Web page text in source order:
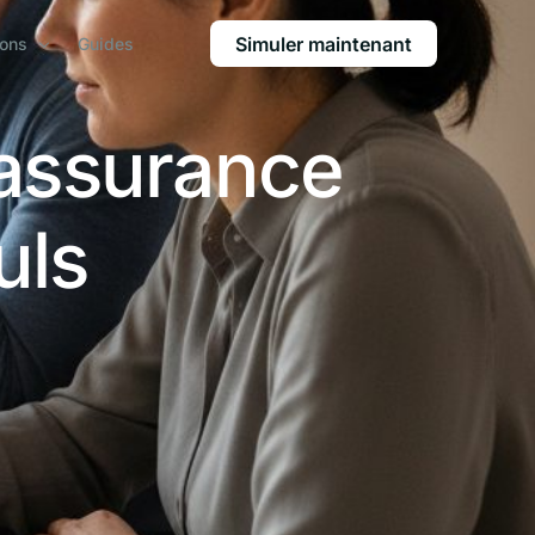
Guides Simuler maintenant